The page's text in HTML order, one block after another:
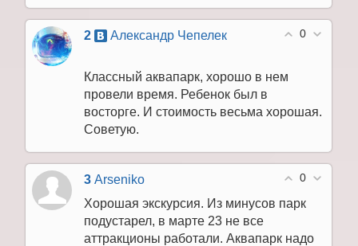
0
2 Александр Чепелек
Классный аквапарк, хорошо в нем
провели время. Ребенок был в
восторге. И стоимость весьма хорошая.
Советую.
0
3 Arseniko
Хорошая экскурсия. Из минусов парк
подустарел, в марте 23 не все
аттракционы работали. Аквапарк надо